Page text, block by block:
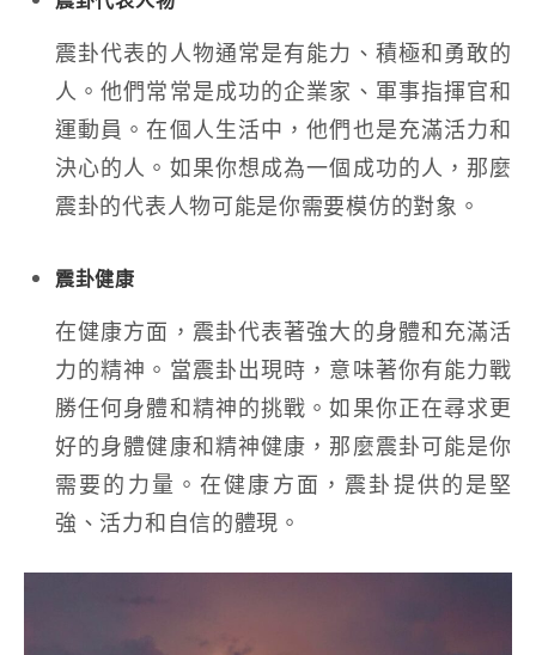
震卦代表的人物通常是有能力、積極和勇敢的
人。他們常常是成功的企業家、軍事指揮官和
運動員。在個人生活中，他們也是充滿活力和
決心的人。如果你想成為一個成功的人，那麼
震卦的代表人物可能是你需要模仿的對象。
震卦健康
在健康方面，震卦代表著強大的身體和充滿活
力的精神。當震卦出現時，意味著你有能力戰
勝任何身體和精神的挑戰。如果你正在尋求更
好的身體健康和精神健康，那麼震卦可能是你
需要的力量。在健康方面，震卦提供的是堅
強、活力和自信的體現。